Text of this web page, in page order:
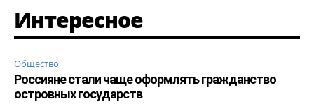
Интересное
Общество
Россияне стали чаще оформлять гражданство
островных государств